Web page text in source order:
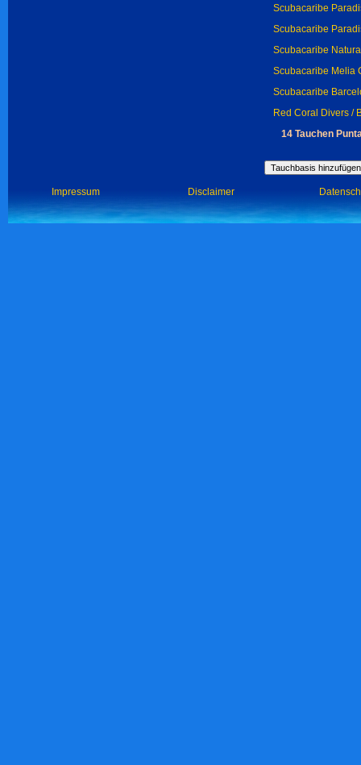
Scubacaribe
Scubacaribe
Scubacaribe
Scubacaribe Melia
Scubacaribe
Red Coral Divers /
14 Tauchen
Impressum Disclaimer